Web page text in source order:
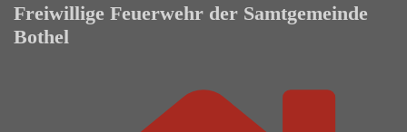
Freiwillige Feuerwehr der Samtgemeinde
Bothel